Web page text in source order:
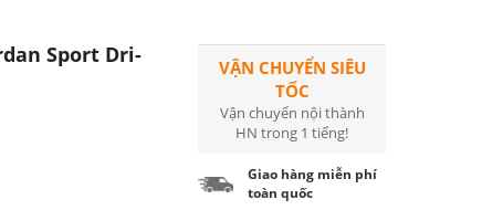
Sport Dri-
VẬN CHUYỂN SIÊU
TỐC
Vận chuyển nội thành
HN trong 1 tiếng!
Giao hàng miễn phí
toàn quốc